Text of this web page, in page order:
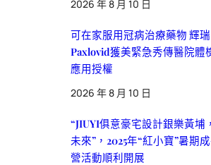
2026 年 8 月 10 日
可在家服用冠病治療藥物 輝
Paxlovid獲美緊急秀傳醫院體
應用授權
2026 年 8 月 10 日
“JIUYI俱意豪宅設計銀樂黃埔
未來”，2025年“紅小寶”暑期
營活動順利開展